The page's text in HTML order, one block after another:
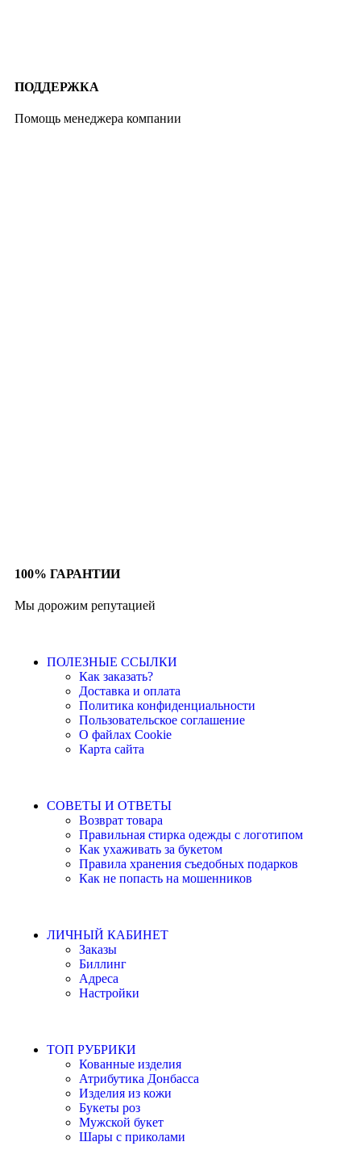
ПОДДЕРЖКА
Помощь менеджера компании
100% ГАРАНТИИ
Мы дорожим репутацией
ПОЛЕЗНЫЕ ССЫЛКИ
Как заказать?
Доставка и оплата
Политика конфиденциальности
Пользовательское соглашение
О файлах Cookie
Карта сайта
СОВЕТЫ И ОТВЕТЫ
Возврат товара
Правильная стирка одежды с логотипом
Как ухаживать за букетом
Правила хранения съедобных подарков
Как не попасть на мошенников
ЛИЧНЫЙ КАБИНЕТ
Заказы
Биллинг
Адреса
Настройки
ТОП РУБРИКИ
Кованные изделия
Атрибутика Донбасса
Изделия из кожи
Букеты роз
Мужской букет
Шары с приколами